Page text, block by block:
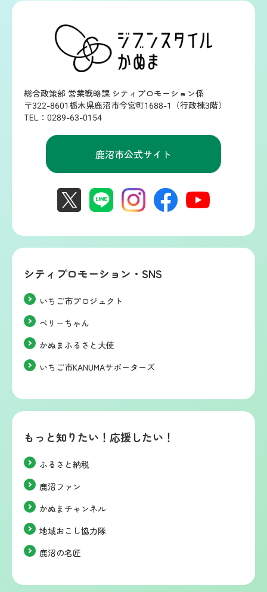
総合政策部 営業戦略課 シティプロモーション係
〒322-8601栃木県鹿沼市今宮町1688-1（行政棟3階）
TEL：0289-63-0154
鹿沼市公式サイト
シティプロモーション・SNS
いちご市プロジェクト
ベリーちゃん
かぬまふるさと大使
いちご市KANUMAサポーターズ
もっと知りたい！応援したい！
ふるさと納税
鹿沼ファン
かぬまチャンネル
地域おこし協力隊
鹿沼の名匠